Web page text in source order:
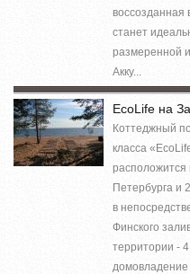
воссозданная
станет
размеренной
Акку...
EcoLife на
Коттеджный
класса
расположится
Петербурга и
в
Финского
территории -
домовладение